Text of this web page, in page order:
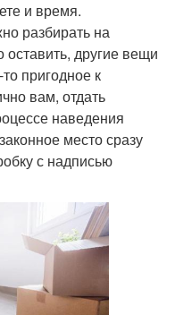
и время.
разбирать на
оставить, другие вещи
пригодное к
вам, отдать
наведения
место сразу
с надписью